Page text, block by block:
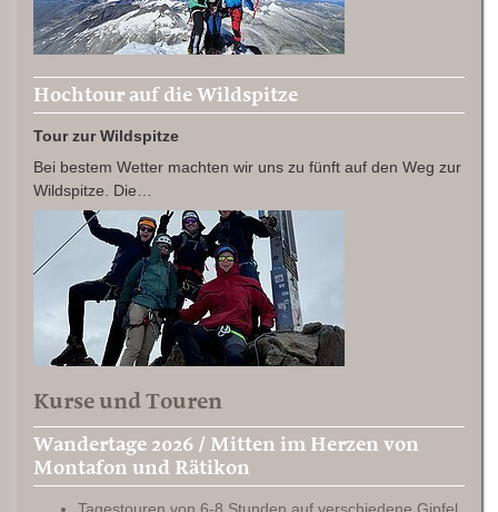
Hochtour auf die Wildspitze
Tour zur Wildspitze
Bei bestem Wetter machten wir uns zu fünft auf den Weg zur
Wildspitze. Die…
Kurse und Touren
Wandertage 2026 / Mitten im Herzen von
Montafon und Rätikon
Tagestouren von 6-8 Stunden auf verschiedene Gipfel